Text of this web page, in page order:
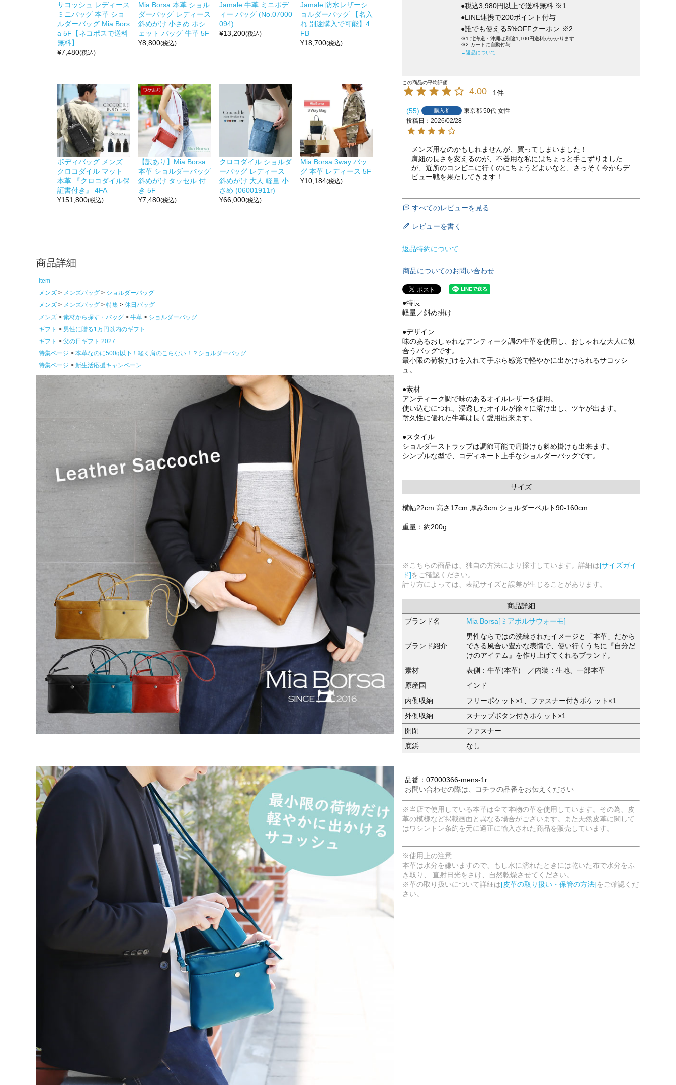
サコッシュ レディース
ミニバッグ 本革 ショ
ルダーバッグ Mia Bors
a 5F【ネコポスで送料
無料】
¥7,480(税込)
Mia Borsa 本革 ショル
ダーバッグ レディース
斜めがけ 小さめ ポシ
ェット バッグ 牛革 5F
¥8,800(税込)
Jamale 牛革 ミニボデ
ィー バッグ (No.07000
094)
¥13,200(税込)
Jamale 防水レザーシ
ョルダーバッグ 【名入
れ 別途購入で可能】4
FB
¥18,700(税込)
ボディバッグ メンズ
クロコダイル マット
本革 『クロコダイル保
証書付き』 4FA
¥151,800(税込)
【訳あり】Mia Borsa
本革 ショルダーバッグ
斜めがけ タッセル 付
き 5F
¥7,480(税込)
クロコダイル ショルダ
ーバッグ レディース
斜めがけ 大人 軽量 小
さめ (06001911r)
¥66,000(税込)
Mia Borsa 3way バッ
グ 本革 レディース 5F
¥10,184(税込)
商品詳細
item
メンズ
メンズバッグ
ショルダーバッグ
メンズ
メンズバッグ 特集
休日バッグ
メンズ
素材から探す・バッグ 牛革
ショルダーバッグ
ギフト
男性に贈る1万円以内のギフト
ギフト
父の日ギフト 2027
特集ページ
本革なのに500g以下！軽く肩のこらない！？ショルダーバッグ
特集ページ
新生活応援キャンペーン
●税込3,980円以上で送料無料 ※1
●LINE連携で200ポイント付与
●誰でも使える5%OFFクーポン ※2
※1.北海道・沖縄は別途1,100円送料がかかります
※2.カートに自動付与
→返品について
4.00 1
55 購入者 東京都 50代 女性
投稿日
2026/02/28
メンズ用なのかもしれませんが、買ってしまいました！
肩紐の長さを変えるのが、不器用な私にはちょっと手こずりました
が、近所のコンビニに行くのにちょうどよいなと、さっそく今からデ
ビュー戦を果たしてきます！
すべてのレビューを見る
レビューを書く
返品特約について
商品についてのお問い合わせ
●特長
軽量／斜め掛け
●デザイン
味のあるおしゃれなアンティーク調の牛革を使用し、おしゃれな大人に似
合うバッグです。
最小限の荷物だけを入れて手ぶら感覚で軽やかに出かけられるサコッシ
ュ。
●素材
アンティーク調で味のあるオイルレザーを使用。
使い込むにつれ、浸透したオイルが徐々に溶け出し、ツヤが出ます。
耐久性に優れた牛革は長く愛用出来ます。
●スタイル
ショルダーストラップは調節可能で肩掛けも斜め掛けも出来ます。
シンプルな型で、コディネート上手なショルダーバッグです。
サイズ
横幅22cm 高さ17cm 厚み3cm ショルダーベルト90-160cm
重量：約200g
※こちらの商品は、独自の方法により採寸しています。詳細は[サイズガイ
ド]をご確認ください。
計り方によっては、表記サイズと誤差が生じることがあります。
商品詳細
ブランド名
Mia Borsa[ミアボルサウォーモ]
ブランド紹介
男性ならではの洗練されたイメージと「本革」だから
できる風合い豊かな表情で、使い行くうちに『自分だ
けのアイテム』を作り上げてくれるブランド。
素材
表側：牛革(本革) ／内装：生地、一部本革
原産国
インド
内側収納
フリーポケット×1、ファスナー付きポケット×1
外側収納
スナップボタン付きポケット×1
開閉
ファスナー
底鋲
なし
品番：07000366-mens-1r
お問い合わせの際は、コチラの品番をお伝えください
※当店で使用している本革は全て本物の革を使用しています。その為、皮
革の模様など掲載画面と異なる場合がございます。また天然皮革に関して
はワシントン条約を元に適正に輸入された商品を販売しています。
※使用上の注意
本革は水分を嫌いますので、もし水に濡れたときには乾いた布で水分をふ
き取り、 直射日光をさけ、自然乾燥させてください。
※革の取り扱いについて詳細は[皮革の取り扱い・保管の方法]をご確認くだ
さい。